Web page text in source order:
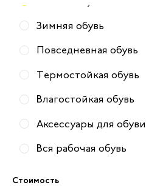
Зимняя обувь
Повседневная обувь
Термостойкая обувь
Влагостойкая обувь
Аксессуары для обуви
Вся рабочая обувь
Стоимость